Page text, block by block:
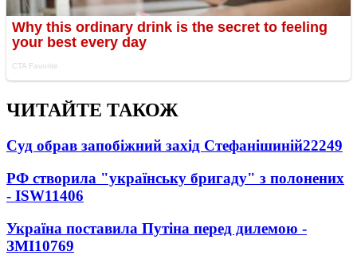
ЧИТАЙТЕ ТАКОЖ
Суд обрав запобіжний захід Стефанішиній22249
РФ створила "українську бригаду" з полонених
- ISW11406
Україна поставила Путіна перед дилемою -
ЗМІ10769